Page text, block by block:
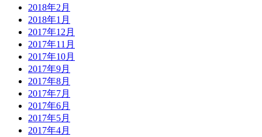
2018年2月
2018年1月
2017年12月
2017年11月
2017年10月
2017年9月
2017年8月
2017年7月
2017年6月
2017年5月
2017年4月